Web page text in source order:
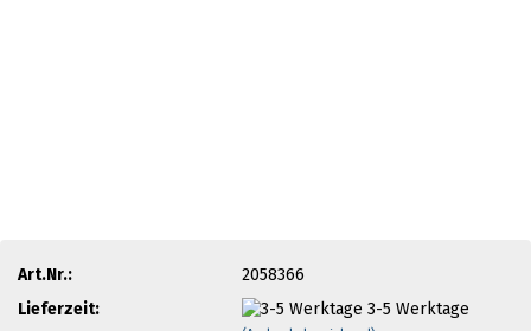
Art.Nr.:
2058366
Lieferzeit:
3-5 Werktage